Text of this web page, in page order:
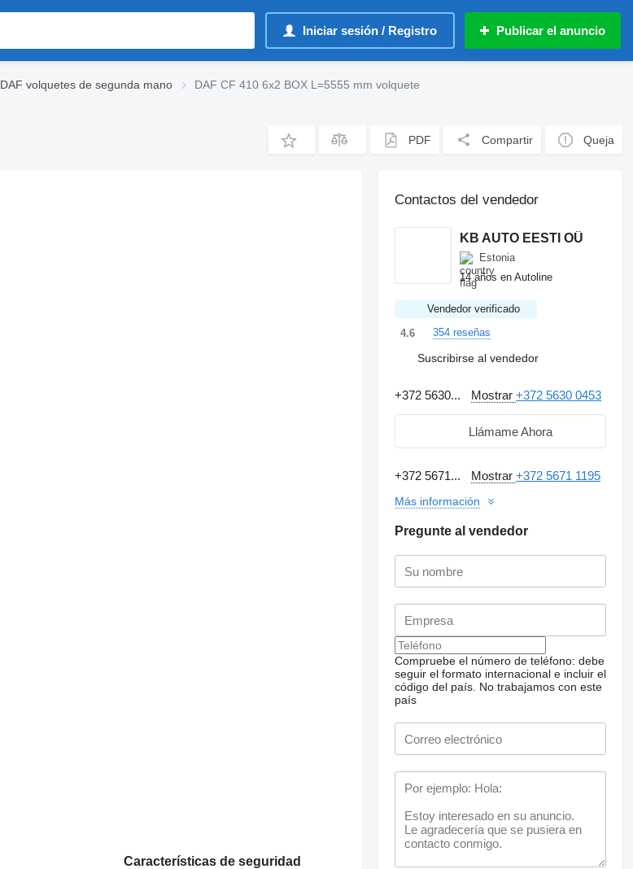
Iniciar sesión / Registro Publicar el anuncio
DAF volquetes de segunda mano DAF CF 410 6x2 BOX L=5555 mm volquete
PDF Compartir Queja
Características de seguridad
Contactos del vendedor
KB AUTO EESTI OÜ
Estonia
14 años en Autoline
Vendedor verificado
4.6
354 reseñas
Suscribirse al vendedor
+372 5630... Mostrar+372 5630 0453
Llámame Ahora
+372 5671... Mostrar+372 5671 1195
Más información
Pregunte al vendedor
Compruebe el número de teléfono: debe
seguir el formato internacional e incluir el
código del país. No trabajamos con este
país